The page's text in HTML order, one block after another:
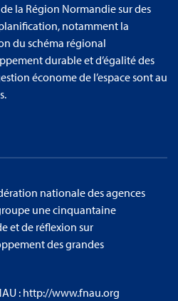
la Région Normandie sur des
notamment la
du schéma régional
durable et d’égalité des
économe de l’espace sont au
nationale des agences
une cinquantaine
et de réflexion sur
des grandes
: http://www.fnau.org